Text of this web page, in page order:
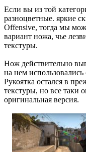
Если вы из той
разноцветные. яркие
Offensive, тогда мы
вариант ножа, чье
текстуры.
Нож действительно
на нем
Рукоятка остался в
текстуры, но все таки
оригинальная версия.